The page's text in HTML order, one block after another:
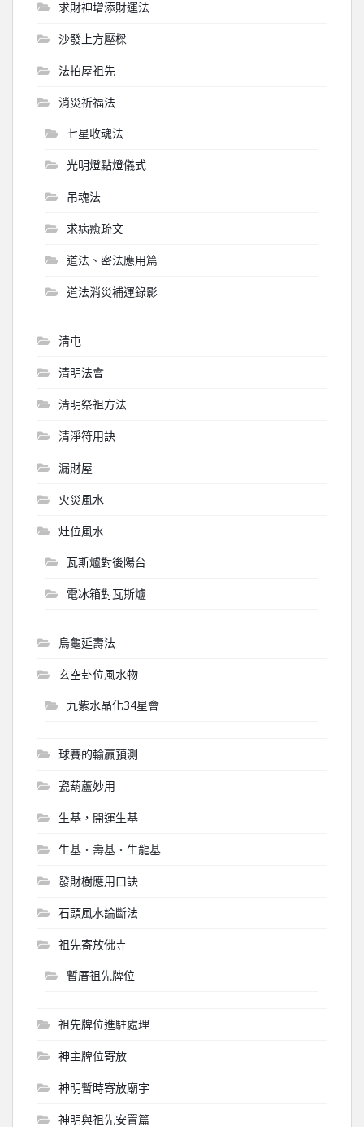
求財神增添財運法
沙發上方壓樑
法拍屋祖先
消災祈福法
七星收魂法
光明燈點燈儀式
吊魂法
求病癒疏文
道法、密法應用篇
道法消災補運錄影
淸屯
清明法會
清明祭祖方法
清淨符用訣
漏財屋
火災風水
灶位風水
瓦斯爐對後陽台
電冰箱對瓦斯爐
烏龜延壽法
玄空卦位風水物
九紫水晶化34星會
球賽的輸贏預測
瓷葫蘆妙用
生基，開運生基
生基‧壽基‧生龍基
發財樹應用口訣
石頭風水論斷法
祖先寄放佛寺
暫厝祖先牌位
祖先牌位進駐處理
神主牌位寄放
神明暫時寄放廟宇
神明與祖先安置篇